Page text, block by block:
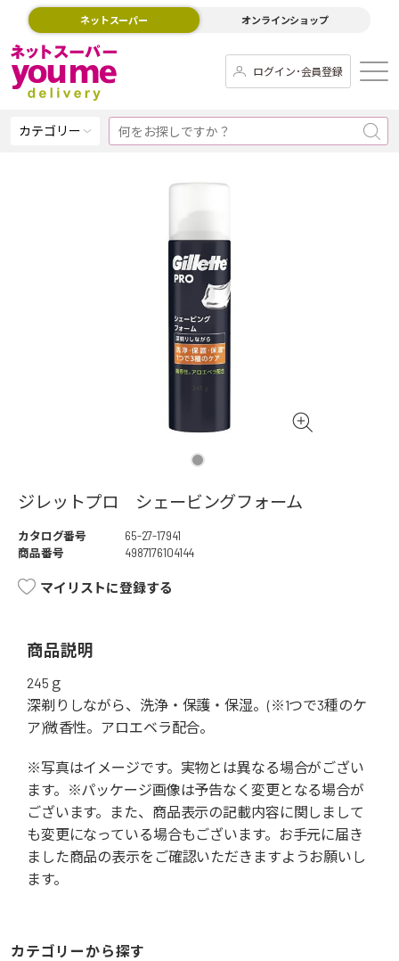
ネットスーパー オンラインショップ
ログイン･会員登録
カテゴリー
ジレットプロ シェービングフォーム
カタログ番号
65-27-17941
商品番号
4987176104144
マイリストに登録する
商品説明
245ｇ
深剃りしながら、洗浄・保護・保湿。(※1つで3種のケ
ア)微香性。アロエベラ配合。
※写真はイメージです。実物とは異なる場合がござい
ます。※パッケージ画像は予告なく変更となる場合が
ございます。また、商品表示の記載内容に関しまして
も変更になっている場合もございます。お手元に届き
ました商品の表示をご確認いただきますようお願いし
ます。
カテゴリーから探す